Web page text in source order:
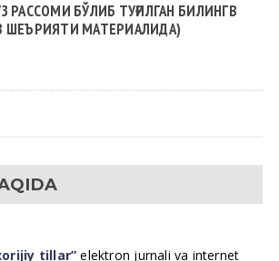
РАССОМИ БЎЛИБ ТУҒИЛГАН БИЛИНГВ
ШЕЪРИЯТИ МАТЕРИАЛИДА)
tillar” elektron jurnali va internet